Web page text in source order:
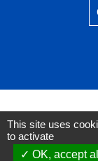
Liens
This site uses
to activate
OK, accept all